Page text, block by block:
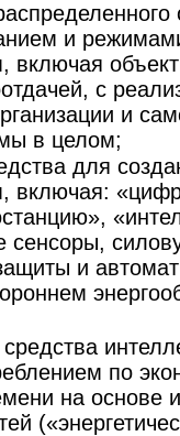
и
включая
с
и
в целом;
для
включая:
сенсоры,
и
по
на основе